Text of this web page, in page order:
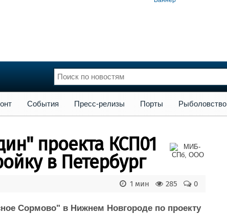
Конференции
Личности
Словарь
Флот
Форум
Все службы
События Пресс-релизы Порты Рыболовство
проекта КСП01
в Петербург
0
285
1 мин
Сормово" в Нижнем Новгороде по проекту